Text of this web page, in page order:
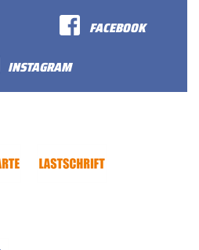
FACEBOOK
INSTAGRAM